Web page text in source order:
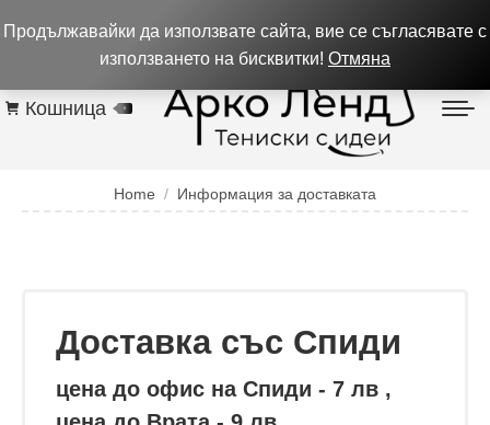
Контакти
Кошница
Home Информация за доставката
Доставка със Спиди
цена до офис на Спиди - 7 лв ,
Продължавайки да използвате сайта, вие се съгласявате с
използването на бисквитки! Отмяна